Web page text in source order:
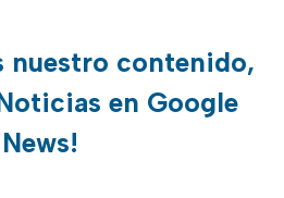
nuestro contenido,
en Google
News!